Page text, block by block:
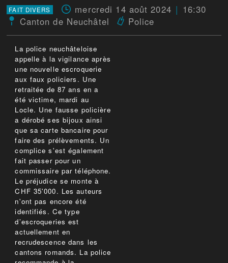
FAIT DIVERS mercredi 14 août 2024
16:30
Canton de Neuchâtel
Police
La police neuchâteloise
appelle à la vigilance après
une nouvelle escroquerie
aux faux policiers. Une
retraitée de 87 ans en a
été victime, mardi au
Locle. Une fausse policière
a dérobé ses bijoux ainsi
que sa carte bancaire pour
faire des prélèvements. Un
complice s'est également
fait passer pour un
commissaire par téléphone.
Le préjudice se monte à
CHF 35'000. Les auteurs
n'ont pas encore été
identifiés. Ce type
d’escroqueries est
actuellement en
recrudescence dans les
cantons romands. La police